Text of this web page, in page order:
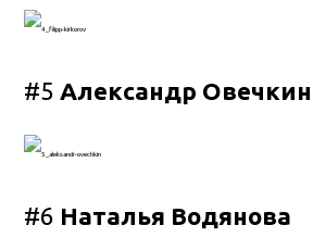
#5Александр Овечкин
#6 Наталья Водянова